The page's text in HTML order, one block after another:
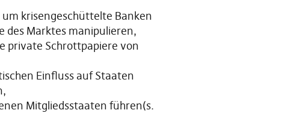
krisengeschüttelte Banken
des Marktes manipulieren,
private Schrottpapiere von
Einfluss auf Staaten
Mitgliedsstaaten führen(s.